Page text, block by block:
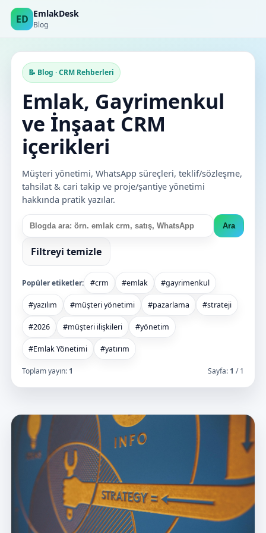
ED EmlakDesk
Blog
📝 Blog · CRM Rehberleri
Emlak, Gayrimenkul
ve İnşaat CRM
içerikleri
Müşteri yönetimi, WhatsApp süreçleri, teklif/sözleşme,
tahsilat & cari takip ve proje/şantiye yönetimi
hakkında pratik yazılar.
Ara
Filtreyi temizle
Popüler etiketler: #crm #emlak #gayrimenkul
#yazılım #müşteri yönetimi #pazarlama #strateji
#2026 #müşteri ilişkileri #yönetim
#Emlak Yönetimi #yatırım
Toplam yayın: 1 Sayfa: 1 / 1